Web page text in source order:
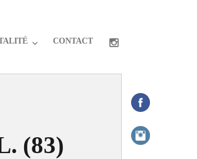
CONTACT
(83)